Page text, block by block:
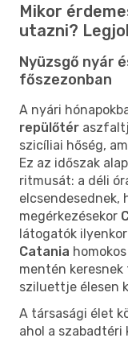
Mikor
utazni?
Nyüzsgő nyár
főszezonban
A nyári
repülőtér
szicíliai hőség,
Ez az időszak
ritmusát: a déli
elcsendesednek,
megérkezésekor
látogatók
Catania
mentén
sziluettje élesen
A társasági élet
ahol a szabadtéri